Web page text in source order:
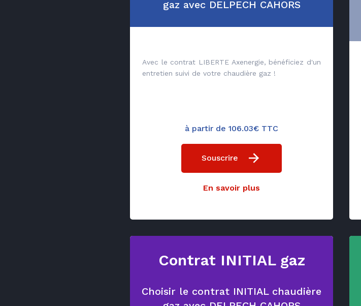
gaz avec DELPECH CAHORS
Avec le contrat LIBERTE Axenergie, bénéficiez d'un
entretien suivi de votre chaudière gaz !
à partir de 106.03€ TTC
Souscrire
En savoir plus
Contrat INITIAL gaz
Choisir le contrat INITIAL chaudière